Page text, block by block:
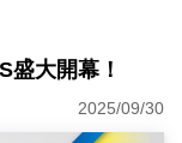
盛大開幕！
2025/09/30